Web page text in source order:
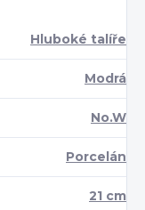
Hluboké talíře
Modrá
No.W
Porcelán
21 cm